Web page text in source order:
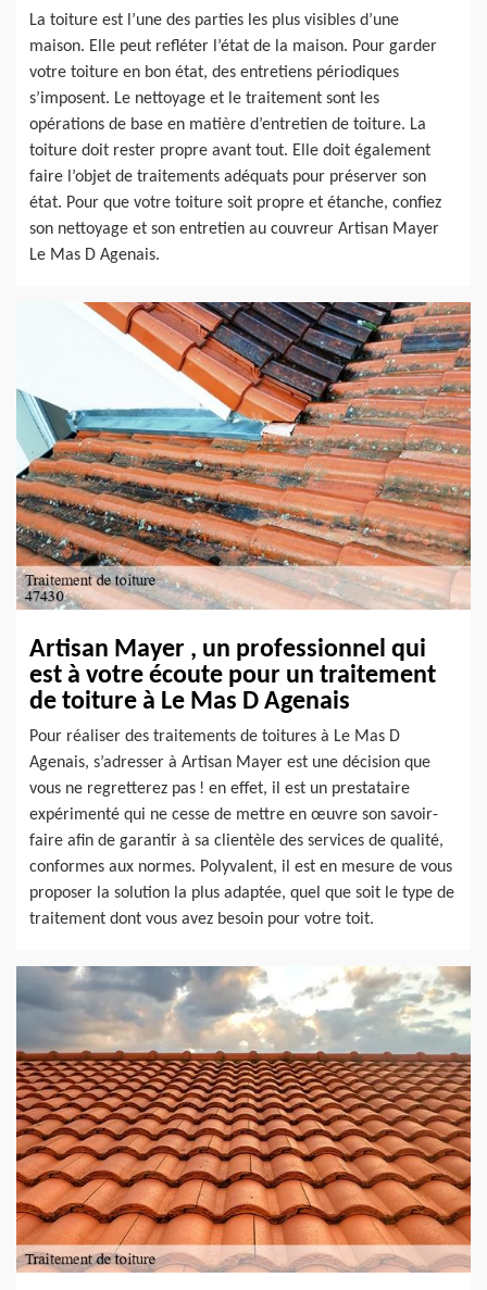
La toiture est l’une des parties les plus visibles d’une
maison. Elle peut refléter l’état de la maison. Pour garder
votre toiture en bon état, des entretiens périodiques
s’imposent. Le nettoyage et le traitement sont les
opérations de base en matière d’entretien de toiture. La
toiture doit rester propre avant tout. Elle doit également
faire l’objet de traitements adéquats pour préserver son
état. Pour que votre toiture soit propre et étanche, confiez
son nettoyage et son entretien au couvreur Artisan Mayer
Le Mas D Agenais.
Artisan Mayer , un professionnel qui
est à votre écoute pour un traitement
de toiture à Le Mas D Agenais
Pour réaliser des traitements de toitures à Le Mas D
Agenais, s’adresser à Artisan Mayer est une décision que
vous ne regretterez pas ! en effet, il est un prestataire
expérimenté qui ne cesse de mettre en œuvre son savoir-
faire afin de garantir à sa clientèle des services de qualité,
conformes aux normes. Polyvalent, il est en mesure de vous
proposer la solution la plus adaptée, quel que soit le type de
traitement dont vous avez besoin pour votre toit.